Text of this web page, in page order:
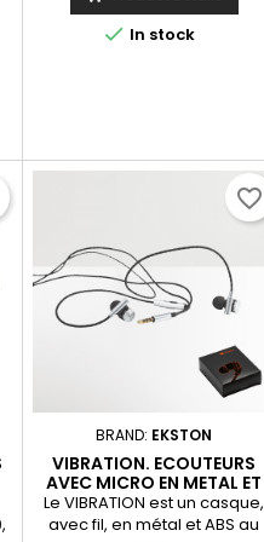
journée, et ne vous inquiétez
pas de la pluie, car ils sont
 In stock
BRAND: EKSTON
VIBRATION. ECOUTEURS
AVEC MICRO EN METAL ET
ABS
Le VIBRATION est un casque,
avec fil, en métal et ABS au
favorite_border